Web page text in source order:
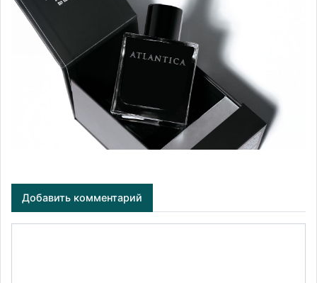
Добавить комментарий